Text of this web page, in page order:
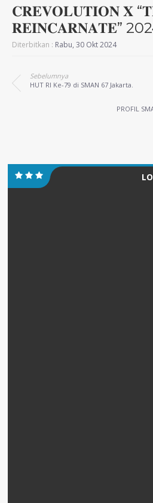
𝐂𝐑𝐄𝐕𝐎𝐋𝐔𝐓𝐈𝐎𝐍 𝐗
𝐑𝐄𝐈𝐍𝐂𝐀𝐑𝐍𝐀𝐓𝐄”
Diterbitkan : Rabu, 30 Okt 2024
Sebelumnya
HUT RI Ke-79 di SMAN 67 Jakarta.
PROFIL